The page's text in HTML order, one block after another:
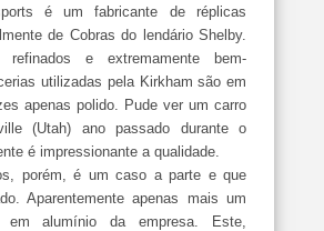
é um fabricante de réplicas
de Cobras do lendário Shelby.
e extremamente bem-
utilizadas pela Kirkham são em
apenas polido. Pude ver um carro
(Utah) ano passado durante o
é impressionante a qualidade.
porém, é um caso a parte e que
Aparentemente apenas mais um
em alumínio da empresa. Este,